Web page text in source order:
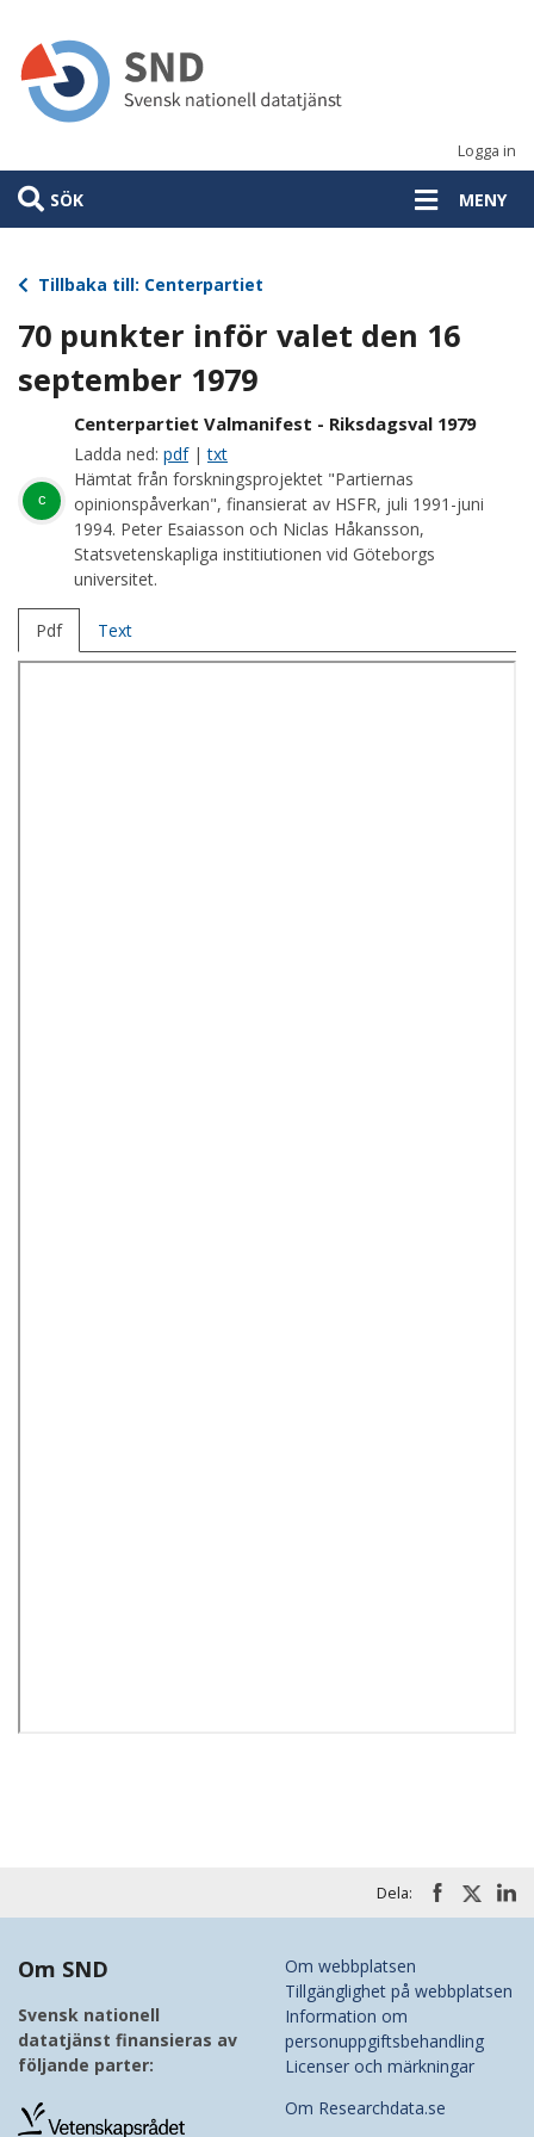
huvudinnehåll
Logga in
SÖK MENY
Tillbaka till: Centerpartiet
70 punkter inför valet den 16
september 1979
c
Centerpartiet Valmanifest - Riksdagsval 1979
Ladda ned: pdf|txt
Hämtat från forskningsprojektet "Partiernas
opinionspåverkan", finansierat av HSFR, juli 1991-juni
1994. Peter Esaiasson och Niclas Håkansson,
Statsvetenskapliga institiutionen vid Göteborgs
universitet.
Pdf Text
Dela:
Om SND
Svensk nationell
datatjänst finansieras av
följande parter:
Om webbplatsen
Tillgänglighet på webbplatsen
Information om
personuppgiftsbehandling
Licenser och märkningar
Om Researchdata.se